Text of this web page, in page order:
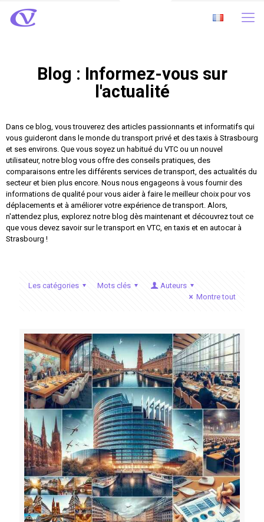
Blog : Informez-vous sur
l'actualité
Dans ce blog, vous trouverez des articles passionnants et informatifs qui
vous guideront dans le monde du transport privé et des taxis à Strasbourg
et ses environs. Que vous soyez un habitué du VTC ou un nouvel
utilisateur, notre blog vous offre des conseils pratiques, des
comparaisons entre les différents services de transport, des actualités du
secteur et bien plus encore. Nous nous engageons à vous fournir des
informations de qualité pour vous aider à faire le meilleur choix pour vos
déplacements et à améliorer votre expérience de transport. Alors,
n'attendez plus, explorez notre blog dès maintenant et découvrez tout ce
que vous devez savoir sur le transport en VTC, en taxis et en autocar à
Strasbourg !
Les catégories Mots clés
Auteurs
Montre tout